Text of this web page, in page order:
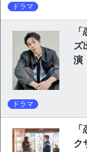
ドラマ
ズ
演
ドラマ
ク